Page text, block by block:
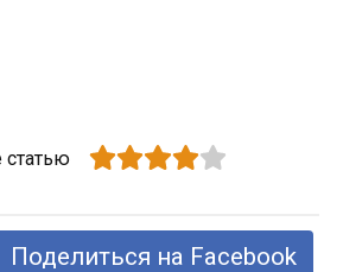
статью
Поделиться на Facebook